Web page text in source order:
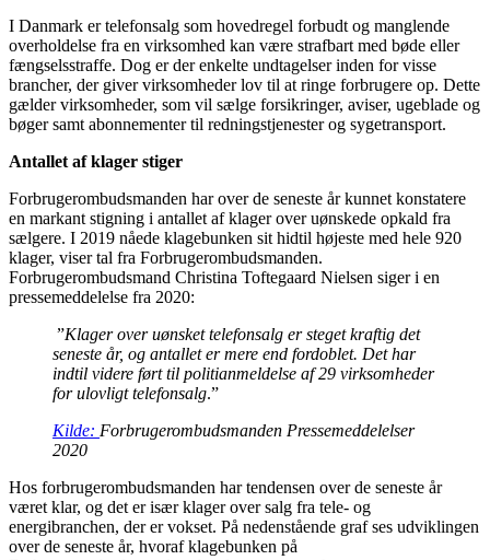
I Danmark er telefonsalg som hovedregel forbudt og manglende
overholdelse fra en virksomhed kan være strafbart med bøde eller
fængselsstraffe. Dog er der enkelte undtagelser inden for visse
brancher, der giver virksomheder lov til at ringe forbrugere op. Dette
gælder virksomheder, som vil sælge forsikringer, aviser, ugeblade og
bøger samt abonnementer til redningstjenester og sygetransport.
Antallet af klager stiger
Forbrugerombudsmanden har over de seneste år kunnet konstatere
en markant stigning i antallet af klager over uønskede opkald fra
sælgere. I 2019 nåede klagebunken sit hidtil højeste med hele 920
klager, viser tal fra Forbrugerombudsmanden.
Forbrugerombudsmand Christina Toftegaard Nielsen siger i en
pressemeddelelse fra 2020:
”Klager over uønsket telefonsalg er steget kraftig det
seneste år, og antallet er mere end fordoblet. Det har
indtil videre ført til politianmeldelse af 29 virksomheder
for ulovligt telefonsalg.”
Kilde: Forbrugerombudsmanden Pressemeddelelser
2020
Hos forbrugerombudsmanden har tendensen over de seneste år
været klar, og det er især klager over salg fra tele- og
energibranchen, der er vokset. På nedenstående graf ses udviklingen
over de seneste år, hvoraf klagebunken på